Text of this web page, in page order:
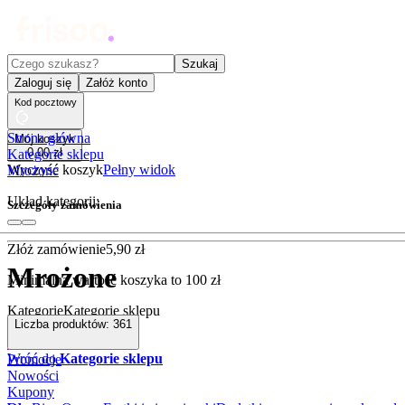
Czego szukasz?
Szukaj
Zaloguj się
Załóż konto
Kod pocztowy
Mój koszyk
0,00 zł
Wyczyść koszykPełny widok
Szczegóły zamówienia
Złóż zamówienie5,90 zł
Minimalna wartość koszyka to 100 zł
KategorieKategorie sklepu
Rabatówka
Promocje
Nowości
Kupony
Strona główna
Kategorie sklepu
Mrożone
Układ kategorii:
Mrożone
Liczba produktów: 361
Wróć doKategorie sklepu